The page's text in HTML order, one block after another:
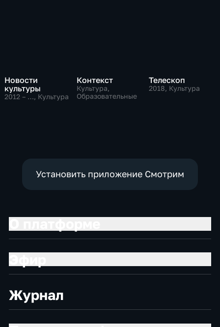
Новости
культуры
2012 – …, Культура
Контекст
Культура,
Образовательные
Телескоп
2018, Культура
Установить приложение Смотрим
Журнал